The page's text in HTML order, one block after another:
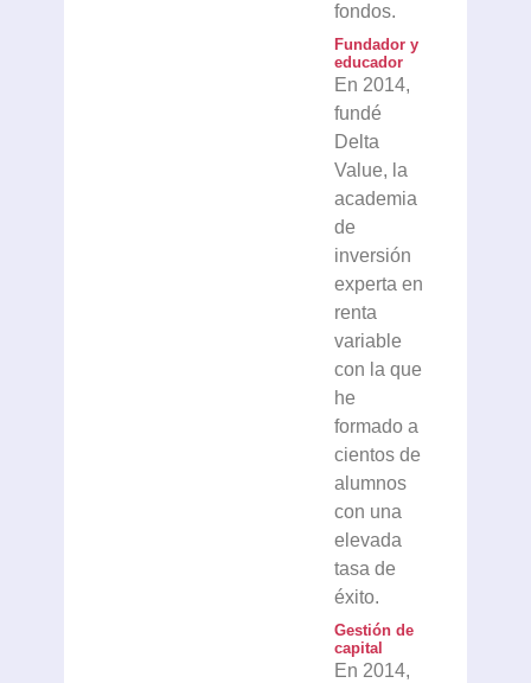
fondos.
Fundador y
educador
En 2014,
fundé
Delta
Value, la
academia
de
inversión
experta en
renta
variable
con la que
he
formado a
cientos de
alumnos
con una
elevada
tasa de
éxito.
Gestión de
capital
En 2014,